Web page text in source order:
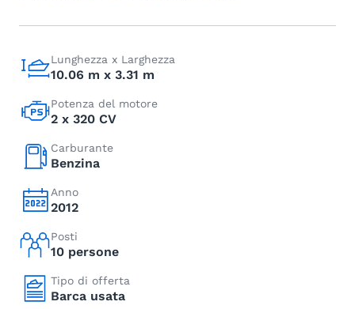
Lunghezza x Larghezza
10.06 m x 3.31 m
Potenza del motore
2 x 320 CV
Carburante
Benzina
Anno
2012
Posti
10 persone
Tipo di offerta
Barca usata